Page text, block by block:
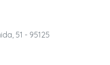
51 - 95125